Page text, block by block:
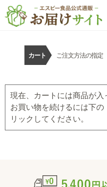
カート ご注文方法の指定
現在、カートには商品が入
お買い物を続けるには下の
リックしてください。